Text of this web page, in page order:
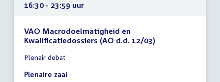
16:30 - 23:59 uur
VAO Macrodoelmatigheid en
Kwalificatiedossiers (AO d.d. 12/03)
vergadering
16:30
Plenair debat
Plenaire zaal